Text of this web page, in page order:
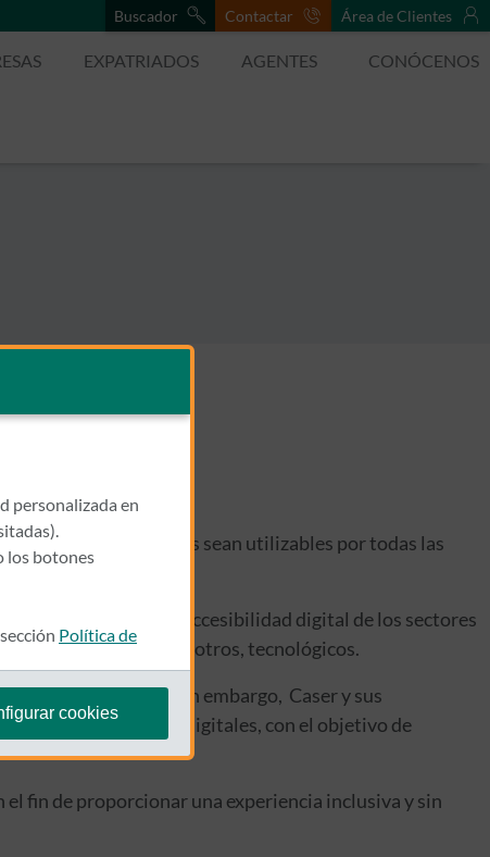
Buscador Contactar Área de Clientes
EXPATRIADOS AGENTES CONÓCENOS
activos digitales sean utilizables por todas las
europeo de accesibilidad digital de los sectores
y servicios, entre otros, tecnológicos.
externos. Sin embargo, Caser y sus
en sus activos digitales, con el objetivo de
fin de proporcionar una experiencia inclusiva y sin
personalizada en
los botones
Política de
cookies